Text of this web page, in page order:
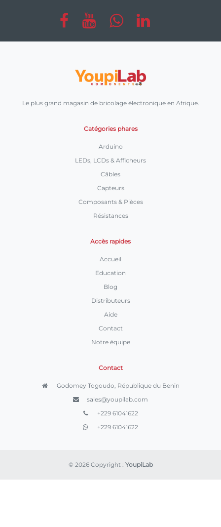
Le plus grand magasin de bricolage électronique en Afrique.
Catégories phares
Arduino
LEDs, LCDs & Afficheurs
Câbles
Capteurs
Composants & Pièces
Résistances
Accès rapides
Accueil
Education
Blog
Distributeurs
Aide
Contact
Notre équipe
Contact
Godomey Togoudo, République du Benin
sales@youpilab.com
+229 61041622
+229 61041622
© 2026 Copyright : YoupiLab